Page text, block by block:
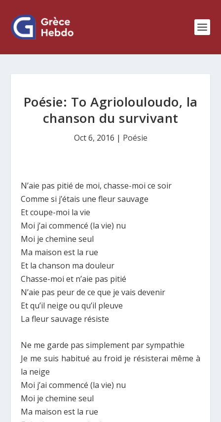
Poésie: To Agriolouloudo, la
chanson du survivant
Oct 6, 2016 | Poésie
N’aie pas pitié de moi, chasse-moi ce soir
Comme si j’étais une fleur sauvage
Et coupe-moi la vie
Moi j’ai commencé (la vie) nu
Moi je chemine seul
Ma maison est la rue
Et la chanson ma douleur
Chasse-moi et n’aie pas pitié
N’aie pas peur de ce que je vais devenir
Et qu’il neige ou qu’il pleuve
La fleur sauvage résiste
Ne me garde pas simplement par sympathie
Je me suis habitué au froid je résisterai même à
la neige
Moi j’ai commencé (la vie) nu
Moi je chemine seul
Ma maison est la rue